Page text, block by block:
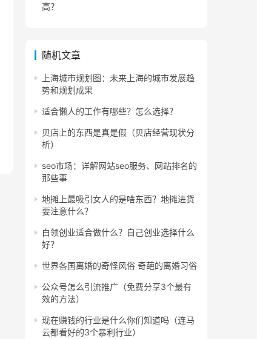
高？
随机文章
上海城市规划图：未来上海的城市发展趋
势和规划成果
适合懒人的工作有哪些？怎么选择？
贝店上的东西是真是假（贝店经营现状分
析）
seo市场：详解网站seo服务、网站排名的
那些事
地摊上最吸引女人的是啥东西？地摊进货
要注意什么？
白领创业适合做什么？自己创业选择什么
好？
世界各国离婚的奇怪风俗 奇葩的离婚习俗
公众号怎么引流推广（免费分享3个最有
效的方法）
现在赚钱的行业是什么你们知道吗（连马
云都看好的3个暴利行业）